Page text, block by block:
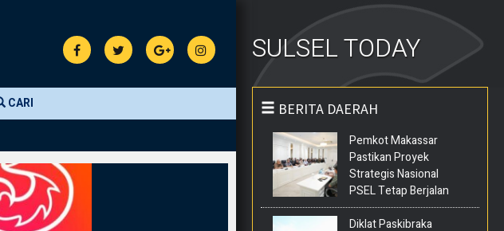
CARI
SULSEL TODAY
BERITA DAERAH
Pemkot Makassar
Pastikan Proyek
Strategis Nasional
PSEL Tetap Berjalan
Diklat Paskibraka